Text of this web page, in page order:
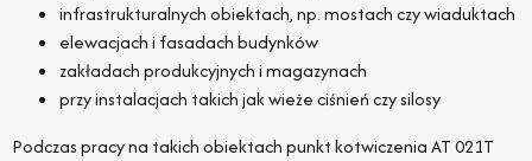
infrastrukturalnych obiektach, np. mostach czy wiaduktach
elewacjach i fasadach budynków
zakładach produkcyjnych i magazynach
przy instalacjach takich jak wieże ciśnień czy silosy
Podczas pracy na takich obiektach punkt kotwiczenia AT 021T